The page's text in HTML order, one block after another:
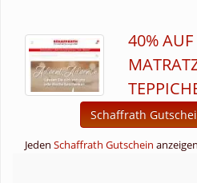
40%
Schaffrath
Jeden Schaffrath Gutschein